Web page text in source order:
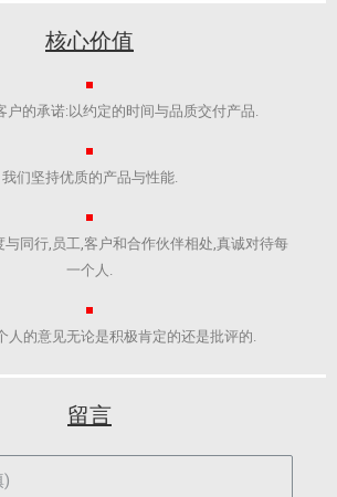
核心价值
户的承诺:以约定的时间与品质交付产品.​
我们坚持优质的产品与性能.​
同行,员工,客户和合作伙伴相处,真诚对待每
一个人.
人的意见无论是积极肯定的还是批评的.​
留言